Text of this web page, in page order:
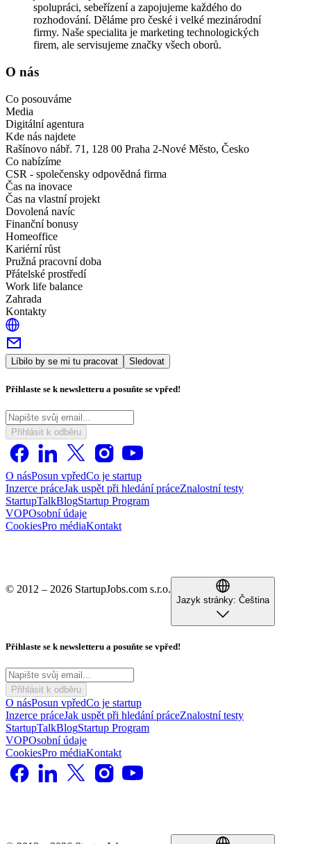
spolupráci, sebeřízení a zapojujeme každého do
rozhodování. Děláme pro české i velké mezinárodní
firmy. Naše specialita je marketing technologických
firem, ale servisujeme značky všech oborů.
O nás
Co posouváme
Media
Digitální agentura
Kde nás najdete
Rašínovo nábř. 71, 128 00 Praha 2-Nové Město, Česko
Co nabízíme
CSR - společensky odpovědná firma
Čas na inovace
Čas na vlastní projekt
Dovolená navíc
Finanční bonusy
Homeoffice
Kariérní růst
Pružná pracovní doba
Přátelské prostředí
Work life balance
Zahrada
Kontakty
Líbilo by se mi tu pracovat Sledovat
Přihlaste se k newsletteru a posuňte se vpřed!
Přihlásit k odběru
O násPosun vpředCo je startup
Inzerce práceJak uspět při hledání práceZnalostní testy
StartupTalkBlogStartup Program
VOPOsobní údaje
CookiesPro médiaKontakt
© 2012 – 2026 StartupJobs.com s.r.o.
Jazyk stránky: Čeština
Přihlaste se k newsletteru a posuňte se vpřed!
Přihlásit k odběru
O násPosun vpředCo je startup
Inzerce práceJak uspět při hledání práceZnalostní testy
StartupTalkBlogStartup Program
VOPOsobní údaje
CookiesPro médiaKontakt